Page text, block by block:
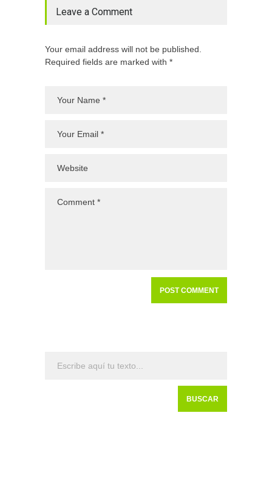
Leave a Comment
Your email address will not be published.
Required fields are marked with *